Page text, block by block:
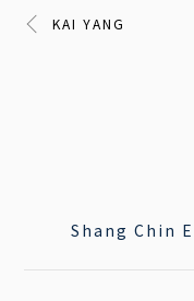
KAI YANG
Shang Chin